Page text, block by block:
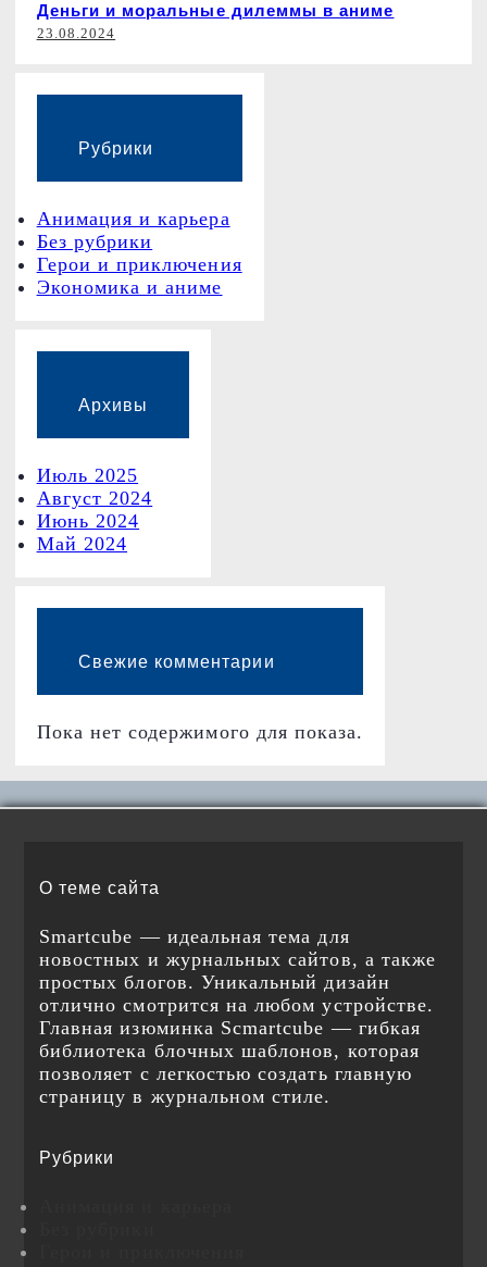
Деньги и моральные дилеммы в аниме
23.08.2024
Рубрики
Анимация и карьера
Без рубрики
Герои и приключения
Экономика и аниме
Архивы
Июль 2025
Август 2024
Июнь 2024
Май 2024
Свежие комментарии
Пока нет содержимого для показа.
О теме сайта
Smartcube — идеальная тема для
новостных и журнальных сайтов, а также
простых блогов. Уникальный дизайн
отлично смотрится на любом устройстве.
Главная изюминка Scmartcube — гибкая
библиотека блочных шаблонов, которая
позволяет с легкостью создать главную
страницу в журнальном стиле.
Рубрики